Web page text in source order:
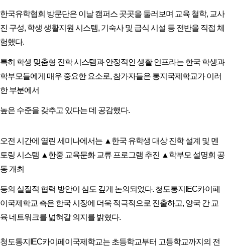
한국유학협회 방문단은 이날 캠퍼스 곳곳을 둘러보며 교육 철학, 교사
진 구성, 학생 생활지원 시스템, 기숙사 및 급식 시설 등 전반을 직접 체
험했다.
특히 학생 맞춤형 진학 시스템과 안정적인 생활 인프라는 한국 학생과
학부모들에게 매우 중요한 요소로, 참가자들은 통지국제학교가 이러
한 부분에서
높은 수준을 갖추고 있다는 데 공감했다.
오전 시간에 열린 세미나에서는 ▲한국 유학생 대상 진학 설계 및 멘
토링 시스템 ▲한중 교육문화 교류 프로그램 추진 ▲학부모 설명회 공
동 개최
등의 실질적 협력 방안이 심도 깊게 논의되었다. 청도통지IEC카이페
이국제학교 측은 한국 시장에 더욱 적극적으로 진출하고, 양국 간 교
육 네트워크를 넓혀갈 의지를 밝혔다.
청도통지IEC카이페이국제학교는 초등학교부터 고등학교까지의 전